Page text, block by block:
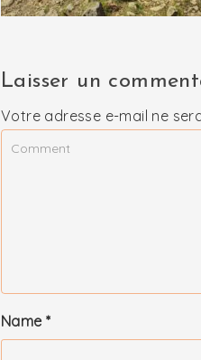
Laisser un
Votre adresse e-mail ne
Name *